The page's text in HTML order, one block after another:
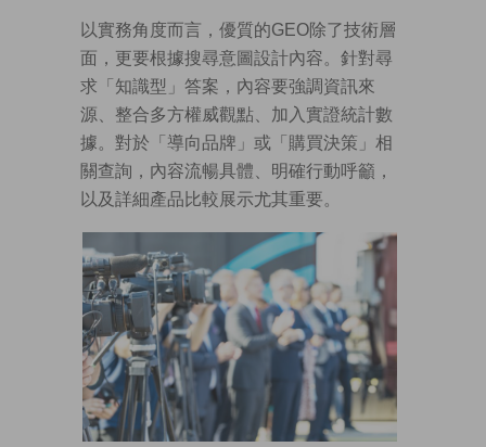
以實務角度而言，優質的GEO除了技術層
面，更要根據搜尋意圖設計內容。針對尋
求「知識型」答案，內容要強調資訊來
源、整合多方權威觀點、加入實證統計數
據。對於「導向品牌」或「購買決策」相
關查詢，內容流暢具體、明確行動呼籲，
以及詳細產品比較展示尤其重要。